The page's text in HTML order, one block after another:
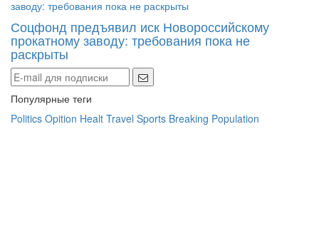
Соцфонд предъявил иск Новороссийскому
прокатному заводу: требования пока не
раскрыты
Популярные теги